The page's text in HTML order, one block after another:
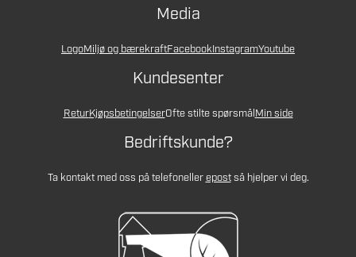
Media
LogoMiljø og bærekraftFacebookInstagramYoutube
Kundesenter
ReturKjøpsbetingelserOfte stilte spørsmålMin side
Bedriftskunde?
Ta kontakt med oss på telefonellerepostså hjelper vi deg.